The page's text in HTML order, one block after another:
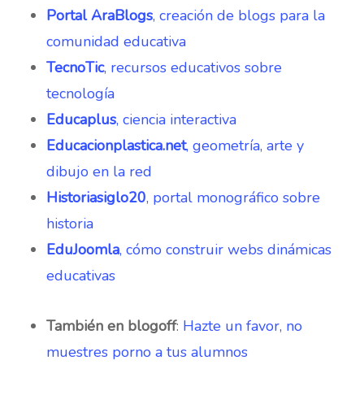
Portal AraBlogs, creación de blogs para la
comunidad educativa
TecnoTic, recursos educativos sobre
tecnología
Educaplus, ciencia interactiva
Educacionplastica.net, geometría, arte y
dibujo en la red
Historiasiglo20, portal monográfico sobre
historia
EduJoomla, cómo construir webs dinámicas
educativas
También en blogoff: Hazte un favor, no
muestres porno a tus alumnos